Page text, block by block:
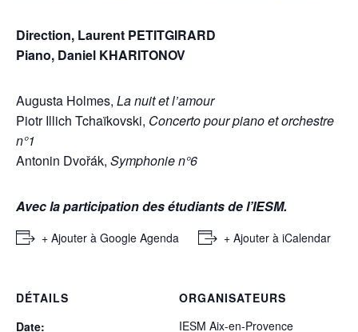
Direction, Laurent PETITGIRARD
Piano, Daniel KHARITONOV
Augusta Holmes, La nuit et l’amour
Piotr Illich Tchaïkovski, Concerto pour piano et orchestre
n°1
Antonin Dvořák, Symphonie n°6
Avec la participation des étudiants de l’IESM.
+ Ajouter à Google Agenda + Ajouter à iCalendar
DÉTAILS
Date:
ORGANISATEURS
IESM Aix-en-Provence